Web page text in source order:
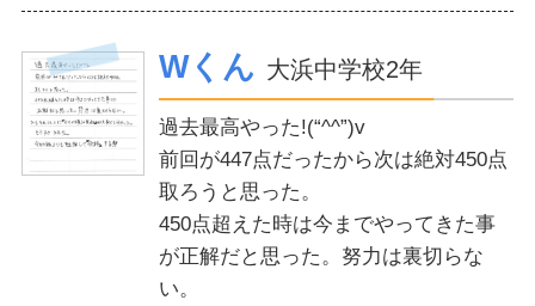
Wくん 大浜中学校2年
過去最高やった!(“^^”)v
前回が447点だったから次は絶対450点
取ろうと思った。
450点超えた時は今までやってきた事
が正解だと思った。努力は裏切らな
い。